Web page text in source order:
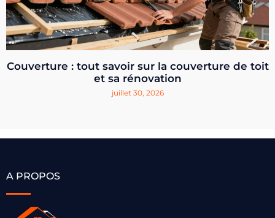
Couverture : tout savoir sur la couverture de toit
et sa rénovation
juillet 30, 2026
A PROPOS